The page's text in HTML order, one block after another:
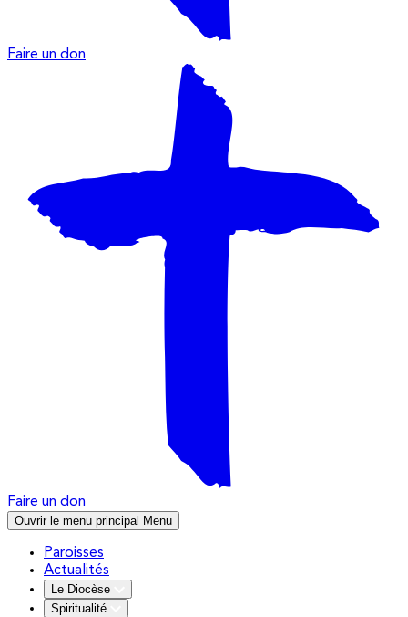
Faire un don
Faire un don
Ouvrir le menu principal Menu
Paroisses
Actualités
Le Diocèse
Spiritualité